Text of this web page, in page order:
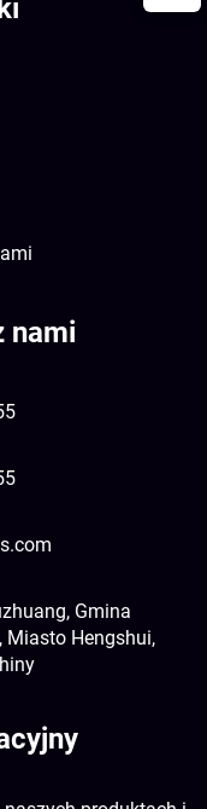
nami
Gmina
Miasto Hengshui,